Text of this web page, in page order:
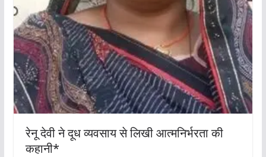
रेनू देवी ने दूध व्यवसाय से लिखी आत्मनिर्भरता की
कहानी*